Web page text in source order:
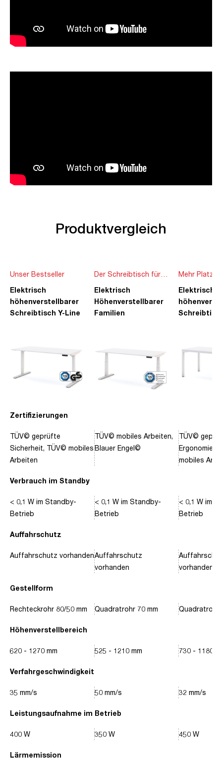
Produktvergleich
Zertifizierungen
Verbrauch im Standby
Auffahrschutz
Gestellform
Höhenverstellbereich
Verfahrgeschwindigkeit
Leistungsaufnahme im Betrieb
Lärmemission
Unser Bestseller
Elektrisch
höhenverstellbarer
Schreibtisch Y-Line
TÜV© geprüfte
Sicherheit, TÜV© mobiles
Arbeiten
< 0,1 W im Standby-
Betrieb
Auffahrschutz vorhanden
Rechteckrohr 80/50 mm
620 - 1270 mm
35 mm/s
400 W
Der Schreibtisch für
die ganze Familie
Elektrisch
Höhenverstellbarer
Familien
TÜV© mobiles Arbeiten,
Blauer Engel©
< 0,1 W im Standby-
Betrieb
Auffahrschutz
vorhanden
Quadratrohr 70 mm
525 - 1210 mm
50 mm/s
350 W
Mehr Platz
Ideen
Elektrisch
TÜV©
Ergonomie,
mobiles
< 0,1 W im
Betrieb
vorhanden
Quadratrohr
730 - 1180
32 mm/s
450 W